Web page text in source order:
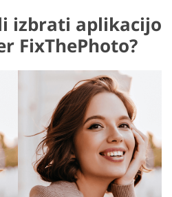
izbrati aplikacijo
FixThePhoto?